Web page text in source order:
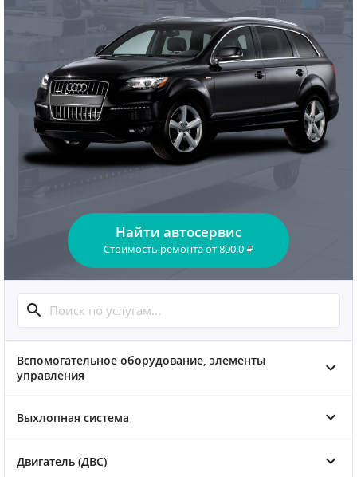
Найти автосервис
Стоимость ремонтаот800.0 ₽
Вспомогательное оборудование, элементы
управления
Выхлопная система
Двигатель (ДВС)